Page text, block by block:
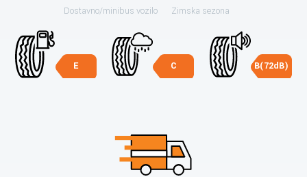
Dostavno/minibus vozilo Zimska sezona
E C B(72dB)